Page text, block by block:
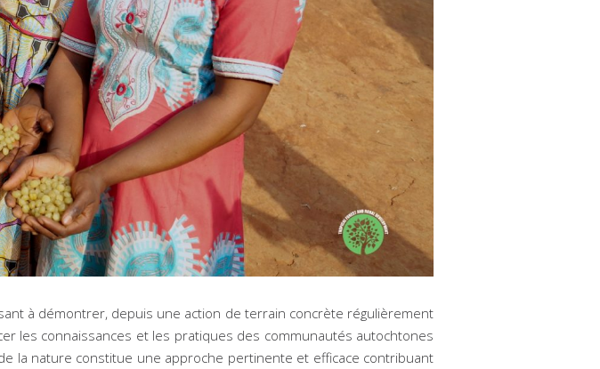
à démontrer, depuis une action de terrain concrète régulièrement
les connaissances et les pratiques des communautés autochtones
la nature constitue une approche pertinente et efficace contribuant